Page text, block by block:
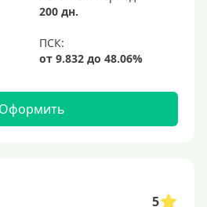
200 дн.
Оформить
5